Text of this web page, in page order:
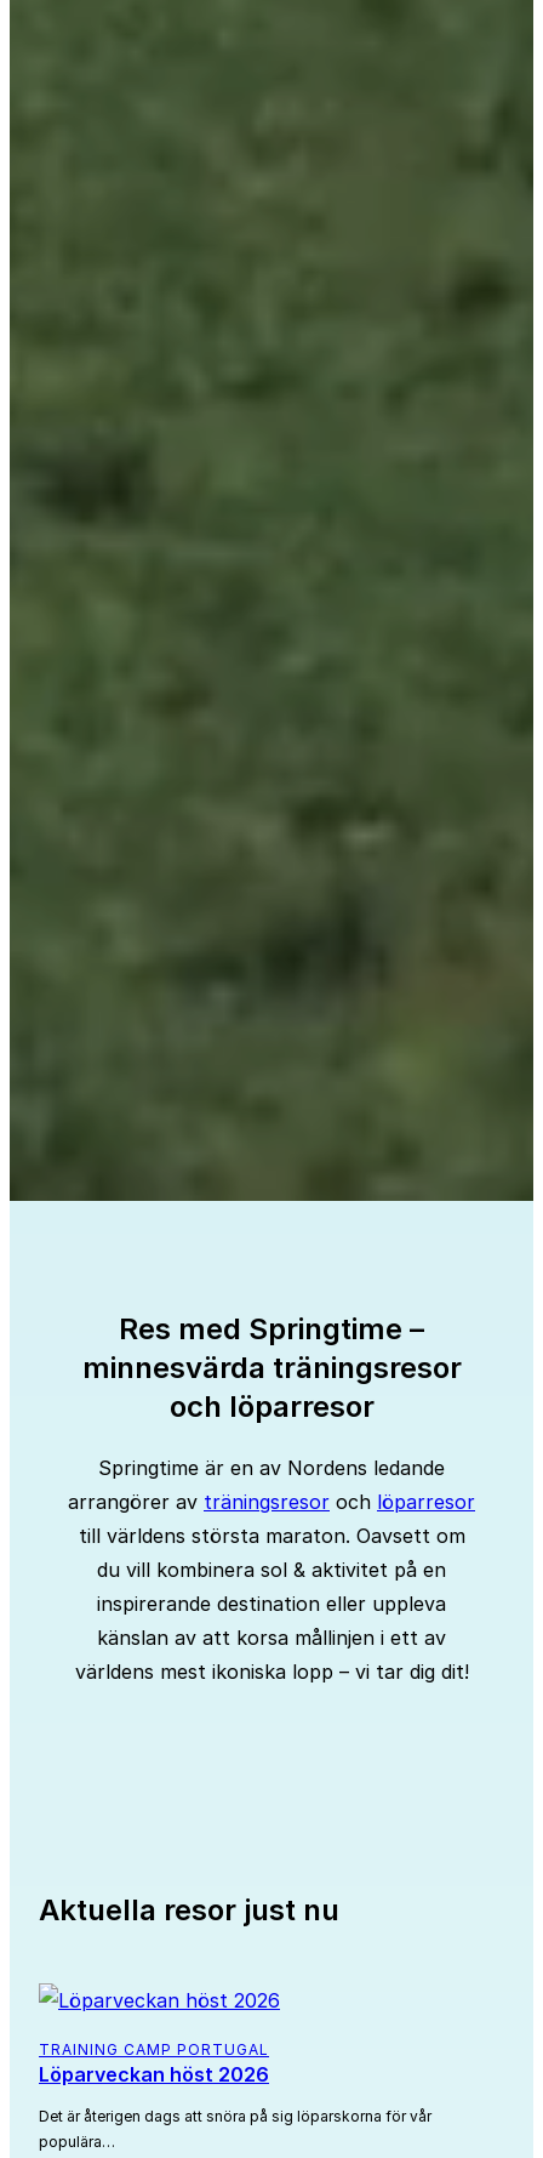
Res med Springtime –
minnesvärda träningsresor
och löparresor
Springtime är en av Nordens ledande
arrangörer av träningsresor och löparresor
till världens största maraton. Oavsett om
du vill kombinera sol & aktivitet på en
inspirerande destination eller uppleva
känslan av att korsa mållinjen i ett av
världens mest ikoniska lopp – vi tar dig dit!
Aktuella resor just nu
TRAINING CAMP PORTUGAL
Löparveckan höst 2026
Det är återigen dags att snöra på sig löparskorna för vår
populära…